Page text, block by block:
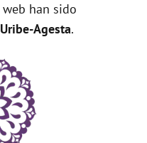
han sido
Agesta.